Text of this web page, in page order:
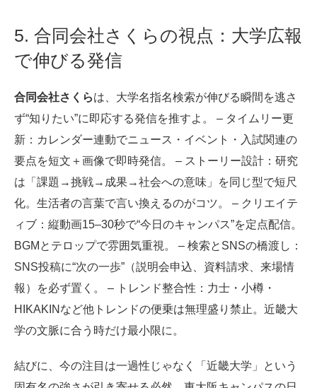
5. 合同会社さくらの視点：大学広報
で伸びる発信
合同会社さくらは、大学名指名検索が伸びる瞬間を逃さ
ず“知りたい”に即応する発信を推すよ。 – タイムリー更
新：カレンダー連動でニュース・イベント・入試関連の
要点を短文＋画像で即時発信。 – ストーリー設計：研究
は「課題→挑戦→成果→社会への意味」を同じ型で短尺
化。生活者の言葉で言い換えるのがコツ。 – クリエイテ
ィブ：縦動画15–30秒で“今日のキャンパス”を定点配信。
BGMとテロップで雰囲気重視。 – 検索とSNSの橋渡し：
SNS投稿に“次の一歩”（説明会申込、資料請求、来場情
報）を必ず置く。 – トレンド整合性：力士・小樽・
HIKAKINなど他トレンドの便乗は無理盛り禁止。近畿大
学の文脈に合う時だけ最小限に。
結びに、今の注目は一過性じゃなく「近畿大学」という